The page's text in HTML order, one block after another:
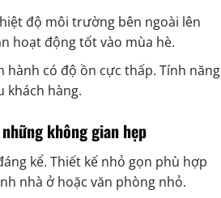
độ môi trường bên ngoài lên
hoạt động tốt vào mùa hè.
hành có độ ồn cực thấp. Tính năng
khách hàng.
không gian hẹp
kể. Thiết kế nhỏ gọn phù hợp
nhà ở hoặc văn phòng nhỏ.